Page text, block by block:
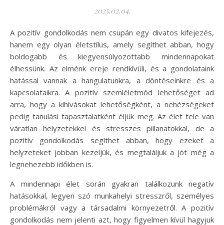
2025.02.04.
A pozitív gondolkodás nem csupán egy divatos kifejezés,
hanem egy olyan életstílus, amely segíthet abban, hogy
boldogabb és kiegyensúlyozottabb mindennapokat
élhessünk. Az elménk ereje rendkívüli, és a gondolataink
hatással vannak a hangulatunkra, a döntéseinkre és a
kapcsolataikra. A pozitív szemléletmód lehetőséget ad
arra, hogy a kihívásokat lehetőségként, a nehézségeket
pedig tanulási tapasztalatként éljük meg. Az élet tele van
váratlan helyzetekkel és stresszes pillanatokkal, de a
pozitív gondolkodás segíthet abban, hogy ezeket a
helyzeteket jobban kezeljük, és megtaláljuk a jót még a
legnehezebb időkben is.
A mindennapi élet során gyakran találkozunk negatív
hatásokkal, legyen szó munkahelyi stresszről, személyes
problémákról vagy a társadalmi környezetről. A pozitív
gondolkodás nem jelenti azt, hogy figyelmen kívül hagyjuk